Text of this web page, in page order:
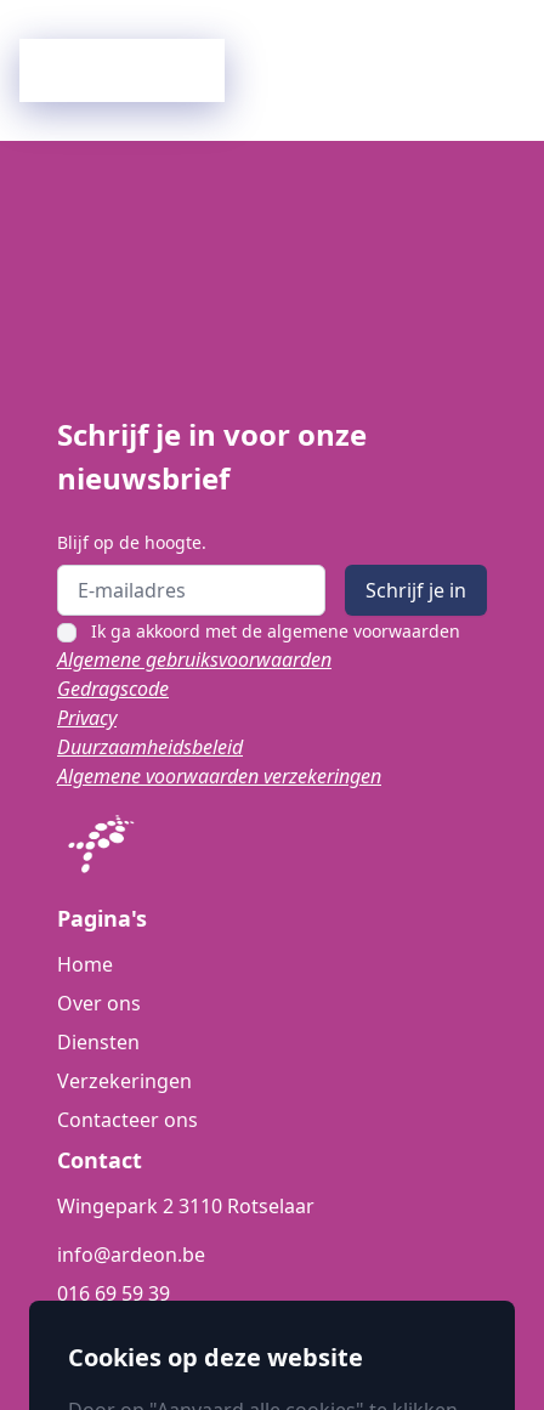
Cookies op deze website
Schrijf je in voor onze
nieuwsbrief
Blijf op de hoogte.
Email address Schrijf je in
Ik ga akkoord met de algemene voorwaarden
Algemene gebruiksvoorwaarden
Gedragscode
Privacy
Duurzaamheidsbeleid
Algemene voorwaarden verzekeringen
Pagina's
Home
Over ons
Diensten
Verzekeringen
Contacteer ons
Contact
Wingepark 2 3110 Rotselaar
info@ardeon.be
016 69 59 39
(Antwerpen)
03 216 96 16